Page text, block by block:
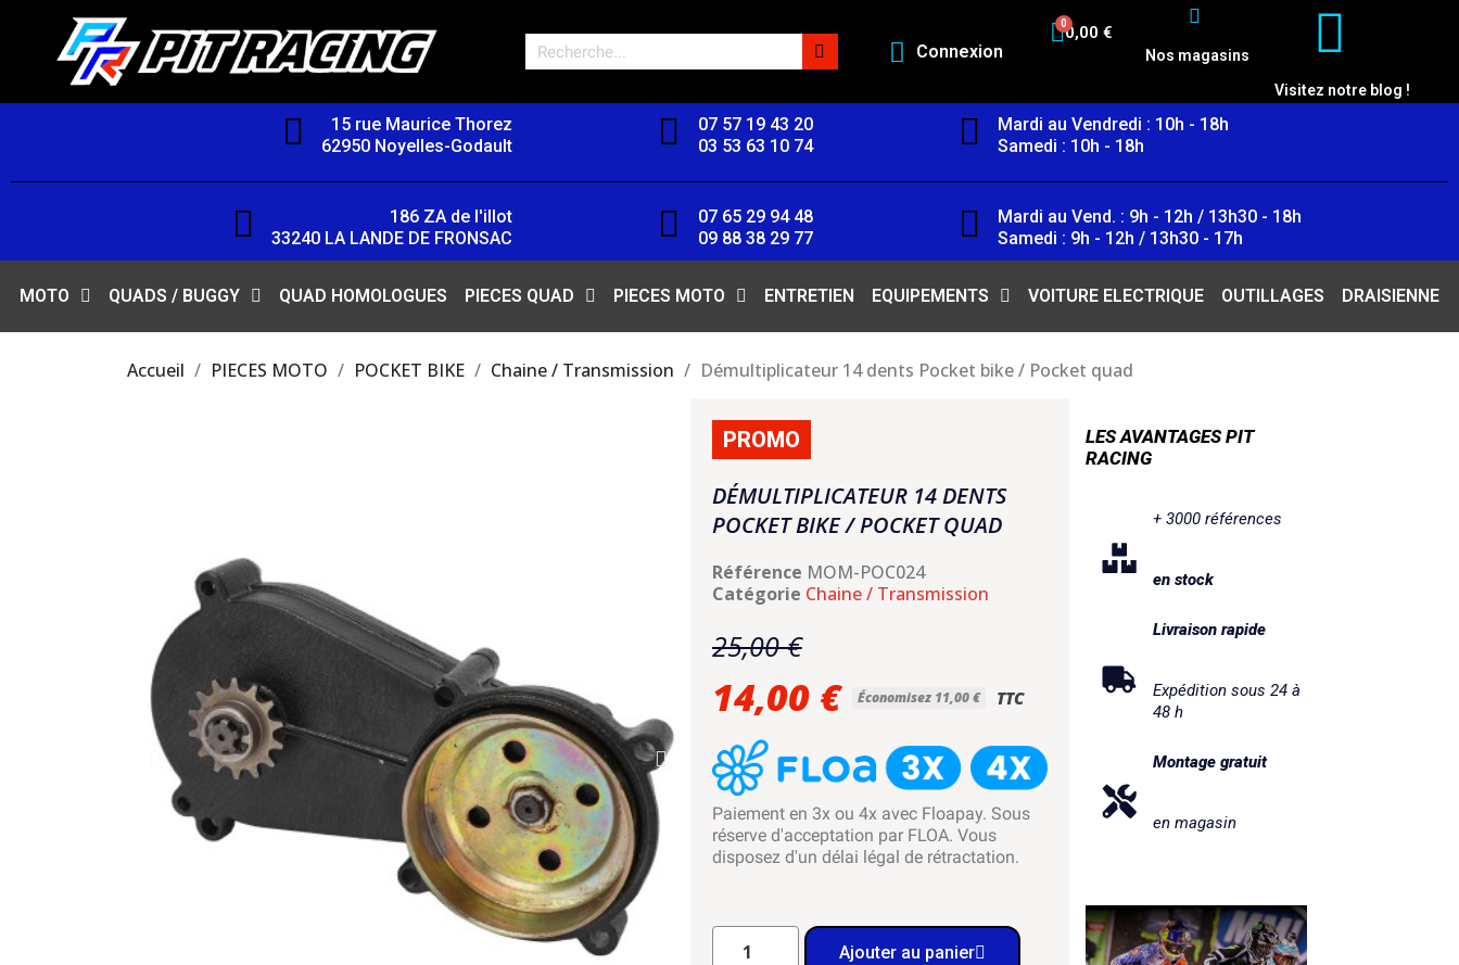
Connexion
0,00 €
Nos magasins
Visitez notre blog !
15 rue Maurice Thorez
62950 Noyelles-Godault
07 57 19 43 20
03 53 63 10 74
Mardi au Vendredi : 10h - 18h
Samedi : 10h - 18h
186 ZA de l'illot
33240 LA LANDE DE FRONSAC
07 65 29 94 48
09 88 38 29 77
Mardi au Vend. : 9h - 12h / 13h30 - 18h
Samedi : 9h - 12h / 13h30 - 17h
MOTO QUADS / BUGGY QUAD HOMOLOGUES PIECES QUAD PIECES MOTO ENTRETIEN EQUIPEMENTS VOITURE ELECTRIQUE OUTILLAGES DRAISIENNE
Accueil PIECES MOTO POCKET BIKE Chaine / Transmission Démultiplicateur 14 dents Pocket bike / Pocket quad
PROMO
DÉMULTIPLICATEUR 14 DENTS
POCKET BIKE / POCKET QUAD
Référence MOM-POC024
Catégorie Chaine / Transmission
25,00 €
14,00 € Économisez 11,00 € TTC
Paiement en 3x ou 4x avec Floapay. Sous
réserve d'acceptation par FLOA. Vous
disposez d'un délai légal de rétractation.
Ajouter au panier
LES AVANTAGES PIT
RACING
+ 3000 références
en stock
Livraison rapide
Expédition sous 24 à
48 h
Montage gratuit
en magasin